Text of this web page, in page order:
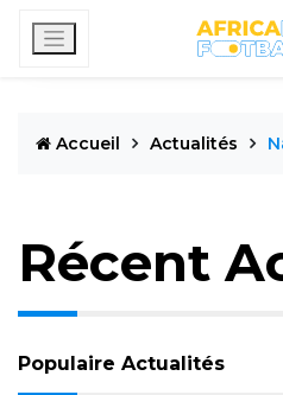
Accueil Actualités
Récent
Populaire Actualités